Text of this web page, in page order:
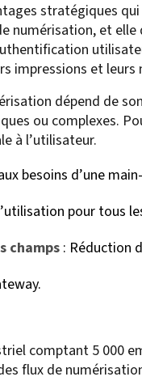
stratégiques
numérisation, et
impressions et leurs
dépend de
ou complexes.
à l’utilisateur.
besoins d’une
pour tous
champs : Réduction
comptant 5 000
flux de